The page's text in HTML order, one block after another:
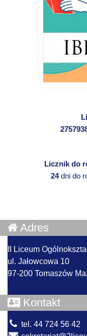
Licznik do
24dni do
Adres
II Liceum
ul. Jałowcowa 10
97-200 Tomaszów
Kontakt
tel. 44 724 56 42